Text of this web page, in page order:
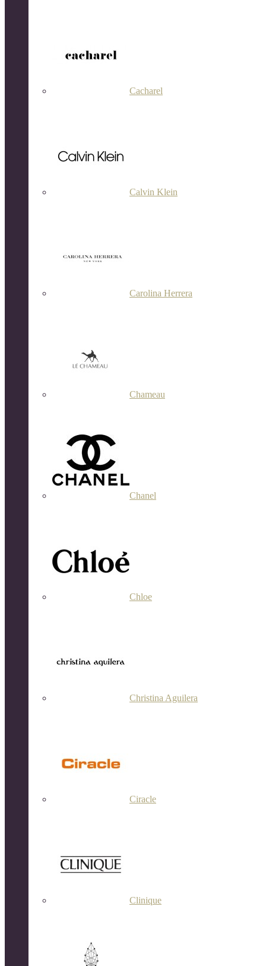
Cacharel
Calvin Klein
Carolina Herrera
Chameau
Chanel
Chloe
Christina Aguilera
Ciracle
Clinique